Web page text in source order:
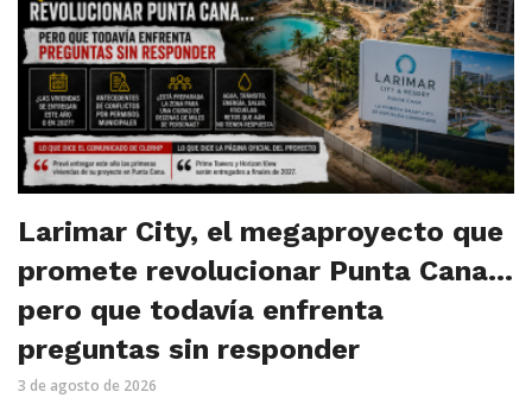
Larimar City, el megaproyecto que
promete revolucionar Punta Cana…
pero que todavía enfrenta
preguntas sin responder
3 de agosto de 2026